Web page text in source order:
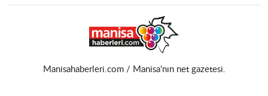
Manisahaberleri.com / Manisa'nın net gazetesi.